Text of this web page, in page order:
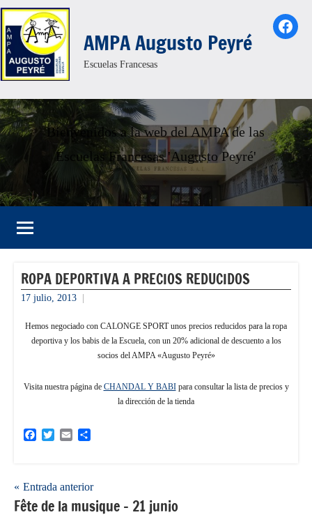
Saltar
al
contenido
AMPA Augusto Peyré
Escuelas Francesas
Bienvenidos a la web del AMPA de las
Escuelas Francesas 'Augusto Peyré'
ROPA DEPORTIVA A PRECIOS REDUCIDOS
17 julio, 2013
admin
Hemos negociado con CALONGE SPORT unos precios reducidos para la ropa
deportiva y los babis de la Escuela, con un 20% adicional de descuento a los
socios del AMPA «Augusto Peyré»
Visita nuestra página de CHANDAL Y BABIpara consultar la lista de precios y
la dirección de la tienda
FacebookTwitterEmail
Navegación
de
Entrada anterior
Fête de la musique – 21 junio